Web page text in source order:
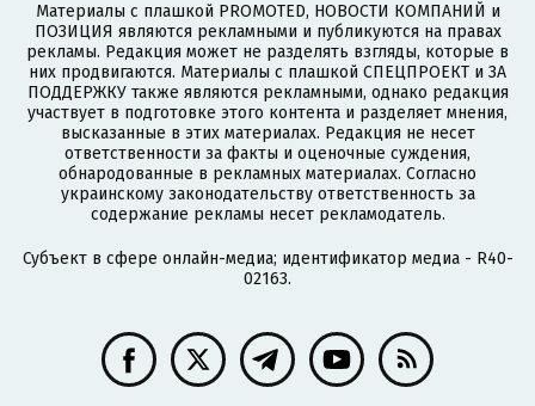
Материалы с плашкой PROMOTED, НОВОСТИ КОМПАНИЙ и
ПОЗИЦИЯ являются рекламными и публикуются на правах
рекламы. Редакция может не разделять взгляды, которые в
них продвигаются. Материалы с плашкой СПЕЦПРОЕКТ и ЗА
ПОДДЕРЖКУ также являются рекламными, однако редакция
участвует в подготовке этого контента и разделяет мнения,
высказанные в этих материалах. Редакция не несет
ответственности за факты и оценочные суждения,
обнародованные в рекламных материалах. Согласно
украинскому законодательству ответственность за
содержание рекламы несет рекламодатель.
Субъект в сфере онлайн-медиа; идентификатор медиа - R40-
02163.